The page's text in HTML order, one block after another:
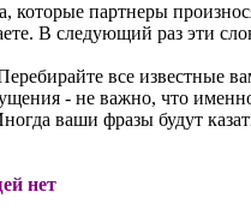
которые партнеры
В следующий раз эти
все известные
- не важно, что
ваши фразы будут
нет